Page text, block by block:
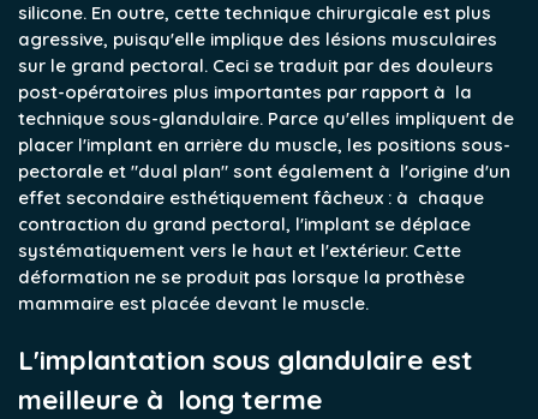
silicone. En outre, cette technique chirurgicale est plus
agressive, puisqu'elle implique des lésions musculaires
sur le grand pectoral. Ceci se traduit par des douleurs
post-opératoires plus importantes par rapport à la
technique sous-glandulaire. Parce qu'elles impliquent de
placer l'implant en arrière du muscle, les positions sous-
pectorale et "dual plan" sont également à l'origine d'un
effet secondaire esthétiquement fâcheux : à chaque
contraction du grand pectoral, l'implant se déplace
systématiquement vers le haut et l'extérieur. Cette
déformation ne se produit pas lorsque la prothèse
mammaire est placée devant le muscle.
L'implantation sous glandulaire est
meilleure à long terme